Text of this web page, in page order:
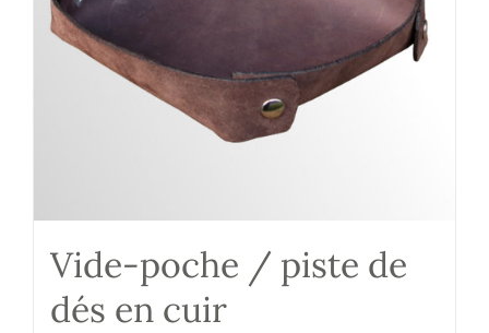
Vide-poche / piste de
dés en cuir